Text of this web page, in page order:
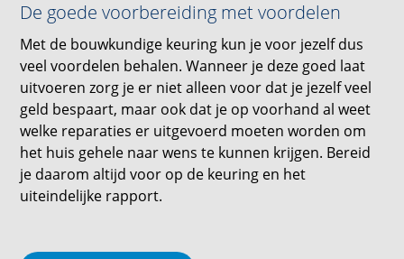
De goede voorbereiding met voordelen
Met de bouwkundige keuring kun je voor jezelf dus
veel voordelen behalen. Wanneer je deze goed laat
uitvoeren zorg je er niet alleen voor dat je jezelf veel
geld bespaart, maar ook dat je op voorhand al weet
welke reparaties er uitgevoerd moeten worden om
het huis gehele naar wens te kunnen krijgen. Bereid
je daarom altijd voor op de keuring en het
uiteindelijke rapport.